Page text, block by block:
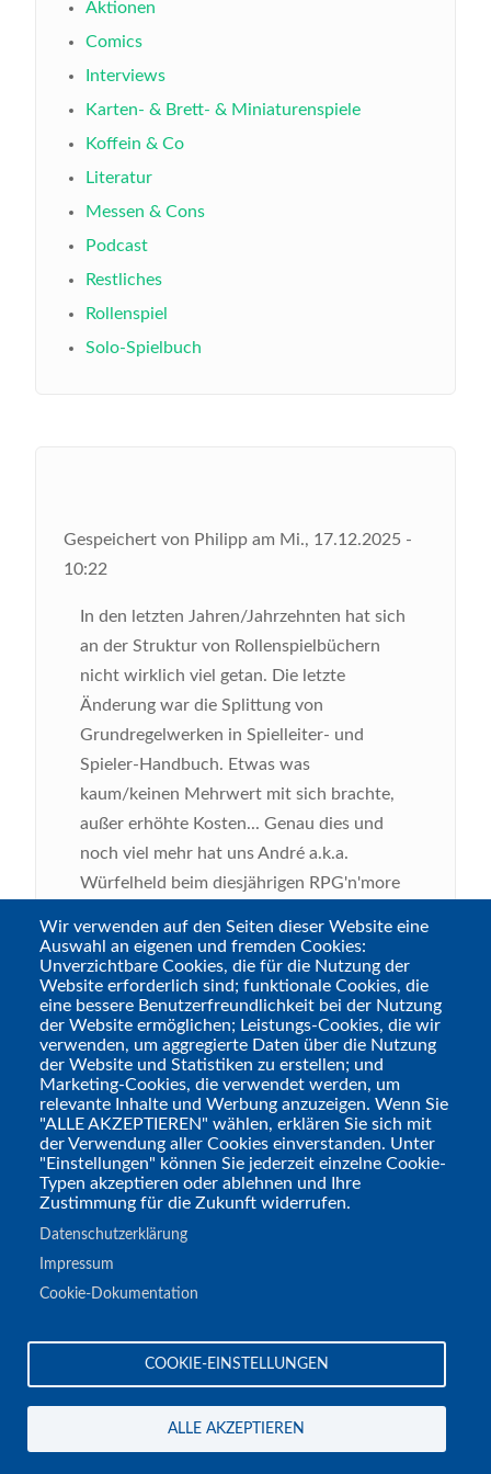
Aktionen
Comics
Interviews
Karten- & Brett- & Miniaturenspiele
Koffein & Co
Literatur
Messen & Cons
Podcast
Restliches
Rollenspiel
Solo-Spielbuch
Gespeichert von Philipp am Mi., 17.12.2025 -
10:22
In den letzten Jahren/Jahrzehnten hat sich
an der Struktur von Rollenspielbüchern
nicht wirklich viel getan. Die letzte
Änderung war die Splittung von
Grundregelwerken in Spielleiter- und
Spieler-Handbuch. Etwas was
kaum/keinen Mehrwert mit sich brachte,
außer erhöhte Kosten... Genau dies und
noch viel mehr hat uns André a.k.a.
Würfelheld beim diesjährigen RPG'n'more
uns mit Thomas Michalski einfach mal den
Verlagsleiter vom Platzhirsch "Ulisses
Spiele" als Gast geholt, damit der zu dieser
Fragestellung seine Gedanken darlegen
kann.
Tags
Wir verwenden auf den Seiten dieser Website eine
Auswahl an eigenen und fremden Cookies:
Unverzichtbare Cookies, die für die Nutzung der
Website erforderlich sind; funktionale Cookies, die
eine bessere Benutzerfreundlichkeit bei der Nutzung
der Website ermöglichen; Leistungs-Cookies, die wir
verwenden, um aggregierte Daten über die Nutzung
der Website und Statistiken zu erstellen; und
Marketing-Cookies, die verwendet werden, um
relevante Inhalte und Werbung anzuzeigen. Wenn Sie
"ALLE AKZEPTIEREN" wählen, erklären Sie sich mit
der Verwendung aller Cookies einverstanden. Unter
"Einstellungen" können Sie jederzeit einzelne Cookie-
Typen akzeptieren oder ablehnen und Ihre
Zustimmung für die Zukunft widerrufen.
Datenschutzerklärung
Impressum
Cookie-Dokumentation
COOKIE-EINSTELLUNGEN
ALLE AKZEPTIEREN